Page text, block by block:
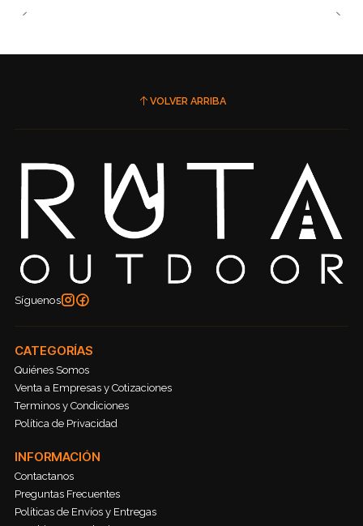
VOLVER ARRIBA
Síguenos
CATEGORÍAS
Quiénes Somos
Venta a Empresas y Cotizaciones
Terminos y Condiciones
Política de Privacidad
INFORMACIÓN
Contactanos
Preguntas Frecuentes
Políticas de Envíos y Entregas